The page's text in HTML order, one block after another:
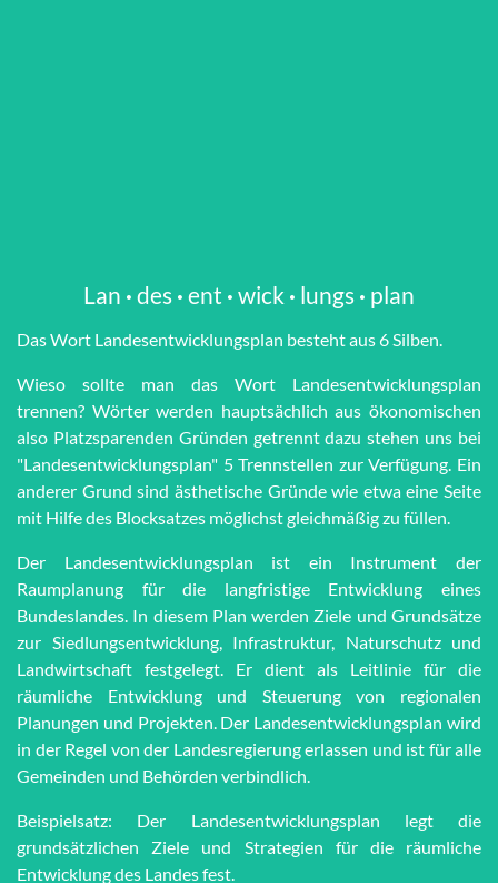
Lan · des · ent · wick · lungs · plan
Das Wort Lan­des­ent­wick­lungs­plan besteht aus 6 Silben.
Wieso sollte man das Wort Lan­des­ent­wick­lungs­plan
trennen? Wörter werden haupt­sächlich aus öko­no­mi­schen
also Platz­spar­en­den Grün­den getrennt dazu stehen uns bei
"Lan­des­ent­wick­lungs­plan" 5 Trenn­stel­len zur Ver­fü­gung. Ein
anderer Grund sind äs­the­tische Grün­de wie et­wa eine Seite
mit Hilfe des Block­satzes möglichst gleich­mä­ßig zu füllen.
Der Landesentwicklungsplan ist ein Instrument der
Raumplanung für die langfristige Entwicklung eines
Bundeslandes. In diesem Plan werden Ziele und Grundsätze
zur Siedlungsentwicklung, Infrastruktur, Naturschutz und
Landwirtschaft festgelegt. Er dient als Leitlinie für die
räumliche Entwicklung und Steuerung von regionalen
Planungen und Projekten. Der Landesentwicklungsplan wird
in der Regel von der Landesregierung erlassen und ist für alle
Gemeinden und Behörden verbindlich.
Beispielsatz: Der Landesentwicklungsplan legt die
grundsätzlichen Ziele und Strategien für die räumliche
Entwicklung des Landes fest.